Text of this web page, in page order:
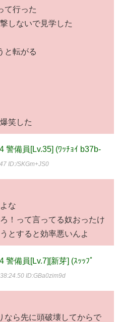
て行った
しないで見学した
と転がる
笑した
警備員[Lv.35] (ﾜｯﾁｮｲ b37b-
ID:/SKGm+JS0
な
！って言ってる奴おったけ
とすると効率悪いんよ
備員[Lv.7][新芽] (ｽｯｯﾌﾟ
ID:GBa0zim9d
なら先に頭破壊してからで